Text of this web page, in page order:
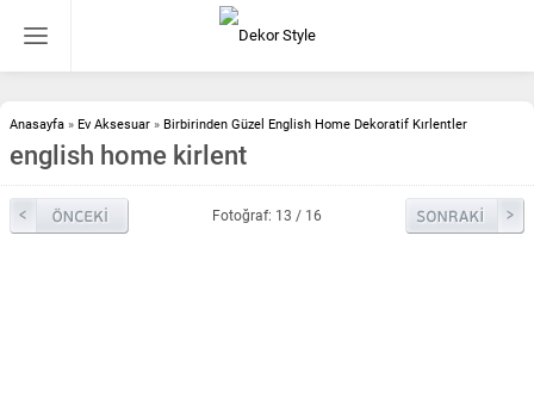
Anasayfa » Ev Aksesuar » Birbirinden Güzel English Home Dekoratif Kırlentler
english home kirlent
Fotoğraf: 13 / 16